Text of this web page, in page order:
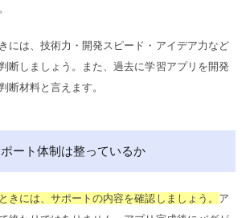
には、技術力・開発スピード・アイデア力など
断しましょう。また、過去に学習アプリを開発
断材料と言えます。
ート体制は整っているか
きには、サポートの内容を確認しましょう。 ア